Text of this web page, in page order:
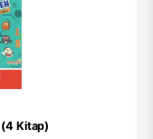
Kitap)